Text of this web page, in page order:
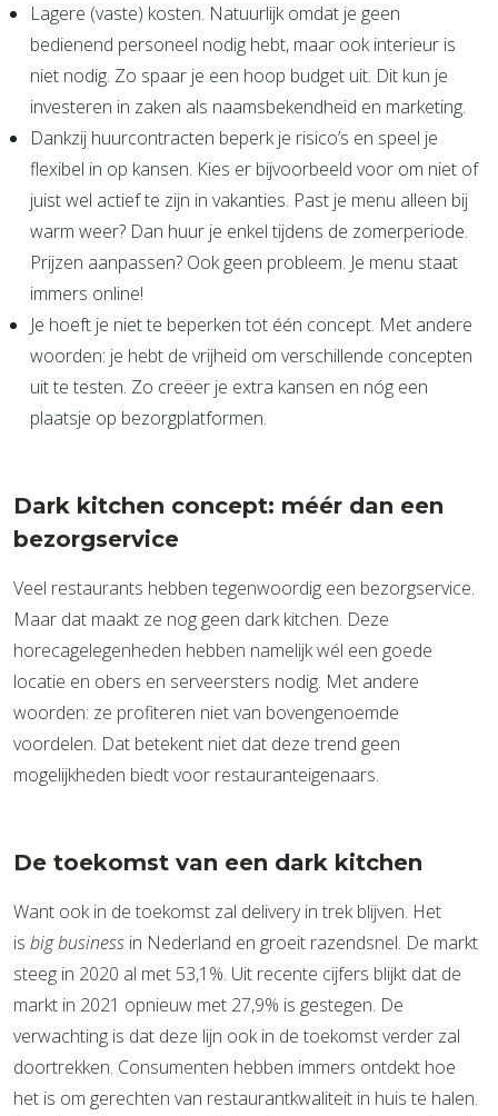
Lagere (vaste) kosten. Natuurlijk omdat je geen
bedienend personeel nodig hebt, maar ook interieur is
niet nodig. Zo spaar je een hoop budget uit. Dit kun je
investeren in zaken als naamsbekendheid en marketing.
Dankzij huurcontracten beperk je risico’s en speel je
flexibel in op kansen. Kies er bijvoorbeeld voor om niet of
juist wel actief te zijn in vakanties. Past je menu alleen bij
warm weer? Dan huur je enkel tijdens de zomerperiode.
Prijzen aanpassen? Ook geen probleem. Je menu staat
immers online!
Je hoeft je niet te beperken tot één concept. Met andere
woorden: je hebt de vrijheid om verschillende concepten
uit te testen. Zo creëer je extra kansen en nóg een
plaatsje op bezorgplatformen.
Dark kitchen concept: méér dan een
bezorgservice
Veel restaurants hebben tegenwoordig een bezorgservice.
Maar dat maakt ze nog geen dark kitchen. Deze
horecagelegenheden hebben namelijk wél een goede
locatie en obers en serveersters nodig. Met andere
woorden: ze profiteren niet van bovengenoemde
voordelen. Dat betekent niet dat deze trend geen
mogelijkheden biedt voor restauranteigenaars.
De toekomst van een dark kitchen
Want ook in de toekomst zal delivery in trek blijven. Het
is big business in Nederland en groeit razendsnel. De markt
steeg in 2020 al met 53,1%. Uit recente cijfers blijkt dat de
markt in 2021 opnieuw met 27,9% is gestegen. De
verwachting is dat deze lijn ook in de toekomst verder zal
doortrekken. Consumenten hebben immers ontdekt hoe
het is om gerechten van restaurantkwaliteit in huis te halen.